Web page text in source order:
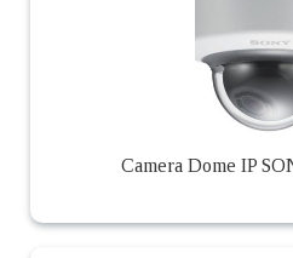
Camera Dome IP